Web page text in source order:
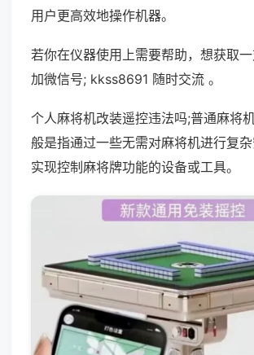
用户更高效地操作机器。
若你在仪器使用上需要帮助，想获取
加微信号; kkss8691 随时交流 。
个人麻将机改装遥控违法吗;普通麻将
般是指通过一些无需对麻将机进行复
实现控制麻将牌功能的设备或工具。